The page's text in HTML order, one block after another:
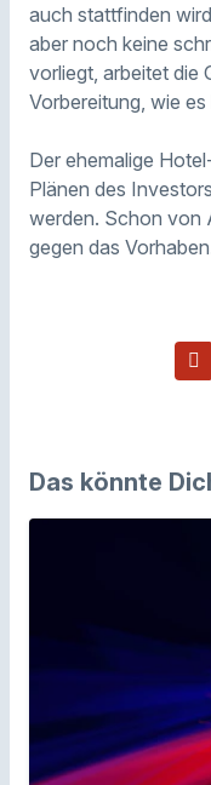
auch stattfinden
aber noch keine
vorliegt, arbeitet die
Vorbereitung, wie es
Der ehemalige
Plänen des
werden. Schon von
gegen das
Das könnte